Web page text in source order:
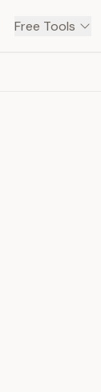
Free Tools